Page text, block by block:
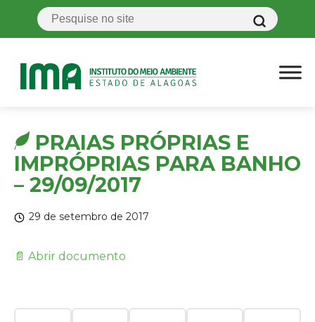
PRAIAS PRÓPRIAS E
IMPRÓPRIAS PARA BANHO
– 29/09/2017
29 de setembro de 2017
📄 Abrir documento